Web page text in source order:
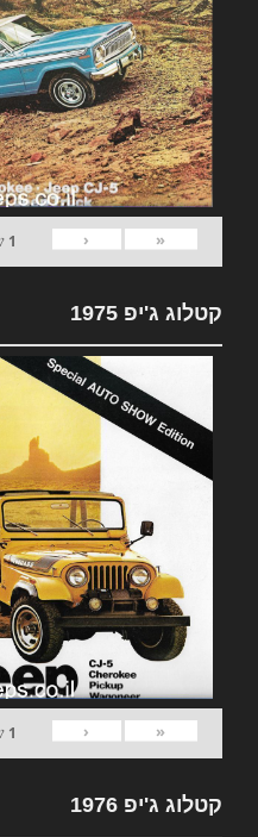
«
‹
1
קטלוג ג'יפ 1975
«
‹
1
קטלוג ג'יפ 1976